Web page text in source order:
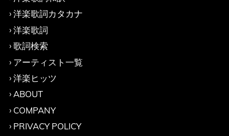
洋楽歌詞カタカナ
洋楽歌詞
歌詞検索
アーティスト一覧
洋楽ヒッツ
ABOUT
COMPANY
PRIVACY POLICY